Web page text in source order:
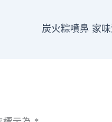
炭火粽噴鼻 家